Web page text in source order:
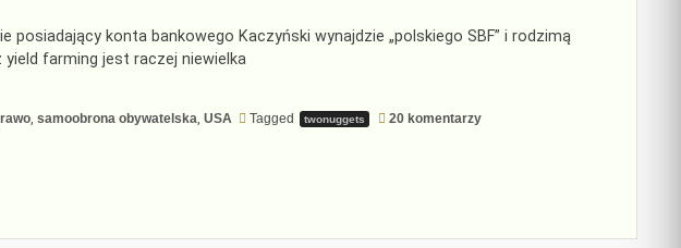
posiadający konta bankowego Kaczyński wynajdzie „polskiego SBF” i rodzimą
farming jest raczej niewielka
, samoobrona obywatelska USA Tagged twonuggets 20 komentarzydo